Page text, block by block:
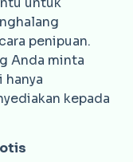
penipuan.
Anda minta
hanya
kepada